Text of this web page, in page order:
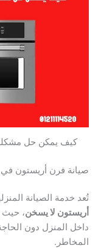
كيف يمكن حل
صيانة فرن أريستون
تُعد خدمة الصيانة
أريستون لا يسخن،
داخل المنزل دون
المخاطر.